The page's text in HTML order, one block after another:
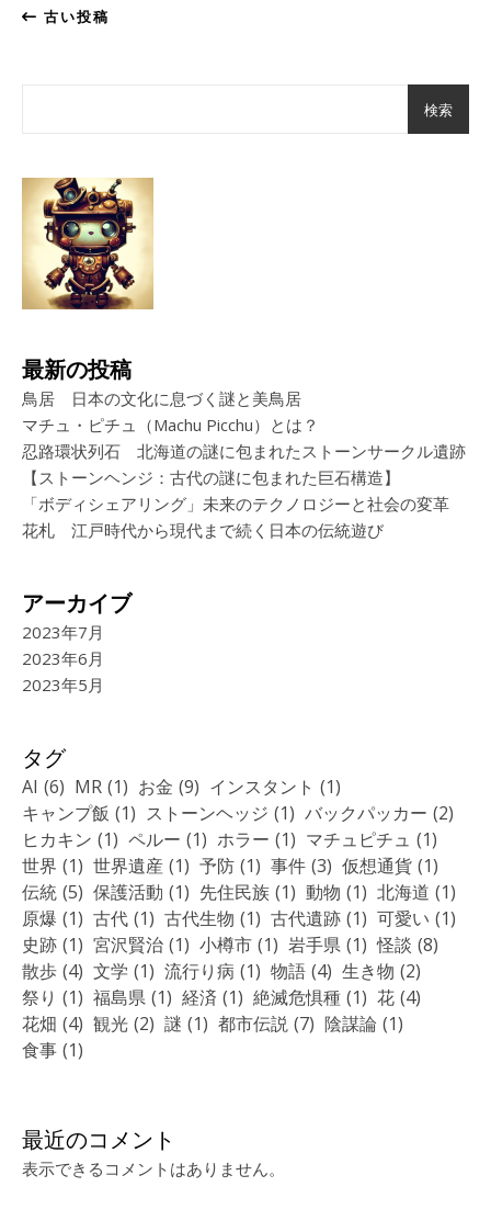
古い投稿
検索
最新の投稿
鳥居 日本の文化に息づく謎と美鳥居
マチュ・ピチュ（Machu Picchu）とは？
忍路環状列石 北海道の謎に包まれたストーンサークル遺跡
【ストーンヘンジ：古代の謎に包まれた巨石構造】
「ボディシェアリング」未来のテクノロジーと社会の変革
花札 江戸時代から現代まで続く日本の伝統遊び
アーカイブ
2023年7月
2023年6月
2023年5月
タグ
AI (6) MR (1) お金 (9) インスタント (1)
キャンプ飯 (1) ストーンヘッジ (1) バックパッカー (2)
ヒカキン (1) ペルー (1) ホラー (1) マチュピチュ (1)
世界 (1) 世界遺産 (1) 予防 (1) 事件 (3) 仮想通貨 (1)
伝統 (5) 保護活動 (1) 先住民族 (1) 動物 (1) 北海道 (1)
原爆 (1) 古代 (1) 古代生物 (1) 古代遺跡 (1) 可愛い (1)
史跡 (1) 宮沢賢治 (1) 小樽市 (1) 岩手県 (1) 怪談 (8)
散歩 (4) 文学 (1) 流行り病 (1) 物語 (4) 生き物 (2)
祭り (1) 福島県 (1) 経済 (1) 絶滅危惧種 (1) 花 (4)
花畑 (4) 観光 (2) 謎 (1) 都市伝説 (7) 陰謀論 (1)
食事 (1)
最近のコメント
表示できるコメントはありません。